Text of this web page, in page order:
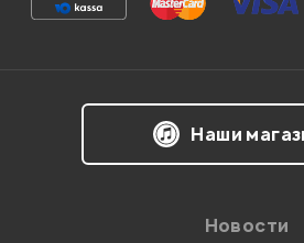
Наши
Новости